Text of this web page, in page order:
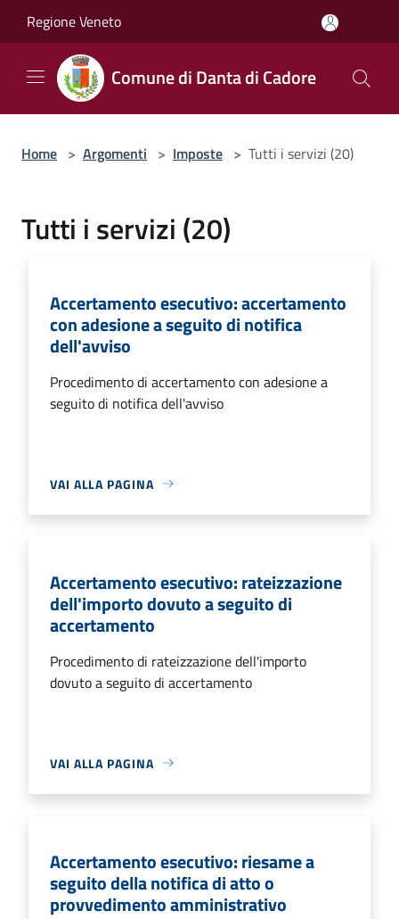
Regione Veneto
Comune di Danta di Cadore
Home > Argomenti > Imposte > Tutti i servizi (20)
Tutti i servizi (20)
Accertamento esecutivo: accertamento
con adesione a seguito di notifica
dell'avviso
Procedimento di accertamento con adesione a
seguito di notifica dell'avviso
VAI ALLA PAGINA
Accertamento esecutivo: rateizzazione
dell'importo dovuto a seguito di
accertamento
Procedimento di rateizzazione dell'importo
dovuto a seguito di accertamento
VAI ALLA PAGINA
Accertamento esecutivo: riesame a
seguito della notifica di atto o
provvedimento amministrativo